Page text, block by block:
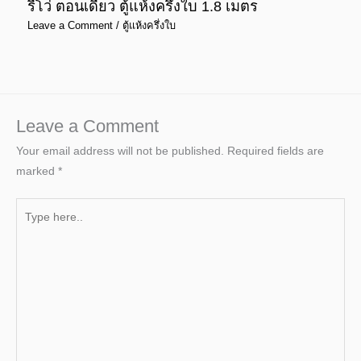
รีโว่ ตอนเดียว ตู้แห้งครึ่งใบ 1.8 เมตร
Leave a Comment / ตู้แห้งครึ่งใบ
Leave a Comment
Your email address will not be published. Required fields are
marked *
here..